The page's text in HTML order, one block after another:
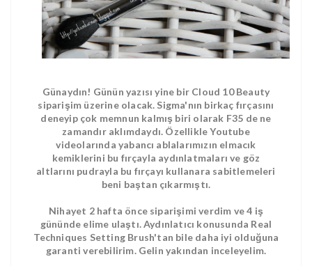
Günaydın! Günün yazısı yine bir Cloud 10 Beauty
siparişim üzerine olacak. Sigma'nın birkaç fırçasını
deneyip çok memnun kalmış biri olarak F35 de ne
zamandır aklımdaydı. Özellikle Youtube
videolarında yabancı ablalarımızın elmacık
kemiklerini bu fırçayla aydınlatmaları ve göz
altlarını pudrayla bu fırçayı kullanara sabitlemeleri
beni baştan çıkarmıştı.
Nihayet 2 hafta önce siparişimi verdim ve 4 iş
gününde elime ulaştı. Aydınlatıcı konusunda Real
Techniques Setting Brush'tan bile daha iyi olduğuna
garanti verebilirim. Gelin yakından inceleyelim.